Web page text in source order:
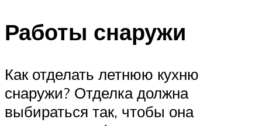
Работы снаружи
Как отделать летнюю кухню
снаружи? Отделка должна
выбираться так, чтобы она